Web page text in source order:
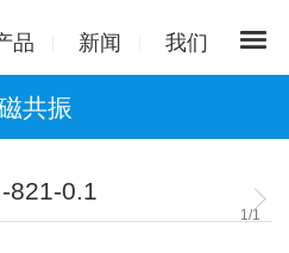
品 新闻 我们
共振
821-0.1
1 /1